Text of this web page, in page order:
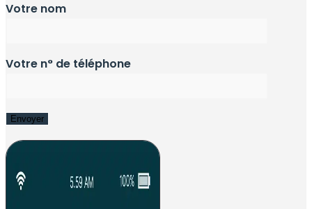
Votre nom
Votre n° de téléphone